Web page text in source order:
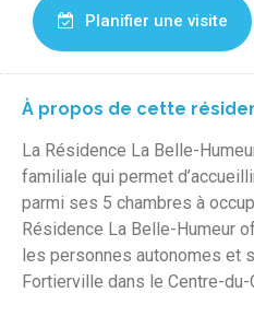
Planifier une visite
À propos de cette
La Résidence La Belle-
familiale qui permet
parmi ses 5 chambres à
Résidence La Belle-Humeur
les personnes autonomes et
Fortierville dans le Centre-du-